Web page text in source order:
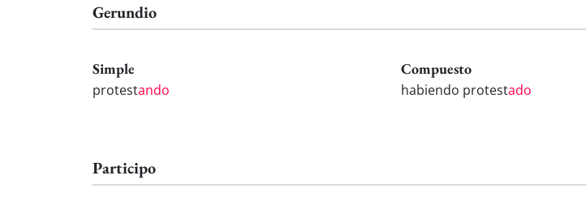
Gerundio
Simple
protestando
Compuesto
habiendo protestado
Participo